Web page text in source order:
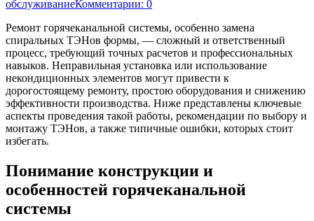
обслуживаниеКомментарии: 0
Ремонт горячеканальной системы, особенно замена
спиральных ТЭНов формы, — сложный и ответственный
процесс, требующий точных расчетов и профессиональных
навыков. Неправильная установка или использование
некондиционных элементов могут привести к
дорогостоящему ремонту, простою оборудования и снижению
эффективности производства. Ниже представлены ключевые
аспекты проведения такой работы, рекомендации по выбору и
монтажу ТЭНов, а также типичные ошибки, которых стоит
избегать.
Понимание конструкции и
особенностей горячеканальной
системы